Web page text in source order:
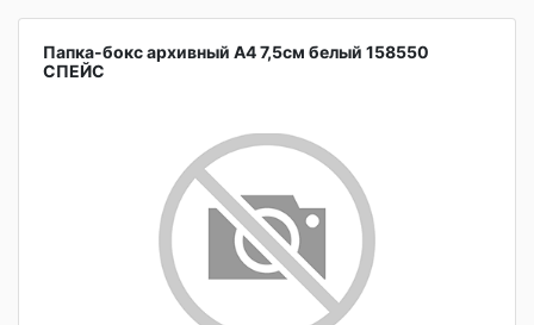
Папка-бокс архивный А4 7,5см белый 158550
СПЕЙС